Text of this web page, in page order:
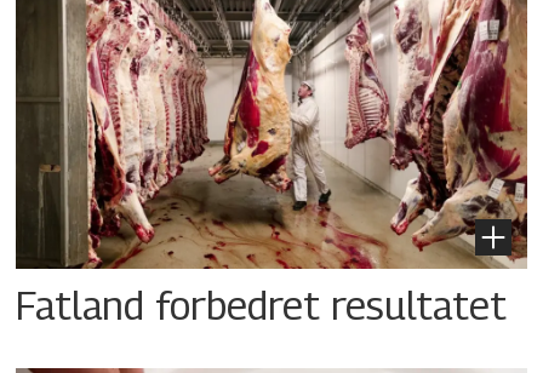
Fatland forbedret resultatet